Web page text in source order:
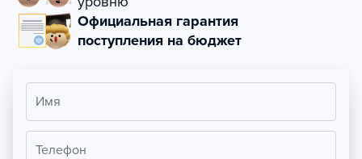
Официальная гарантия
поступления на бюджет
Имя
Телефон